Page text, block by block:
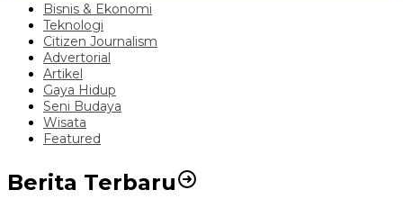
Bisnis & Ekonomi
Teknologi
Citizen Journalism
Advertorial
Artikel
Gaya Hidup
Seni Budaya
Wisata
Featured
Berita Terbaru